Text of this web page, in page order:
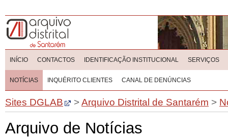
INÍCIO CONTACTOS IDENTIFICAÇÃO INSTITUCIONAL SERVIÇOS
NOTÍCIAS INQUÉRITO CLIENTES CANAL DE DENÚNCIAS
Sites DGLAB >Arquivo Distrital de Santarém >
Arquivo de Notícias